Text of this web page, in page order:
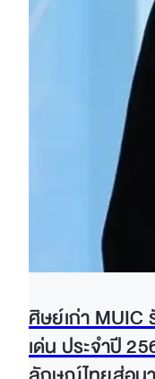
ศิษย์เก่า MUIC
เด่น ประจำปี